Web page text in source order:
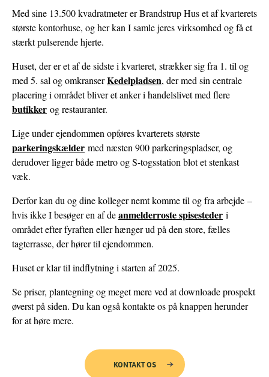
Med sine 13.500 kvadratmeter er Brandstrup Hus et af kvarterets
største kontorhuse, og her kan I samle jeres virksomhed og få et
stærkt pulserende hjerte.
Huset, der er et af de sidste i kvarteret, strækker sig fra 1. til og
med 5. sal og omkranserKedelpladsen, der med sin centrale
placering i området bliver et anker i handelslivet med flere
butikker og restauranter.
Lige under ejendommen opføres kvarterets største
parkeringskælder med næsten 900 parkeringspladser, og
derudover ligger både metro og S-togsstation blot et stenkast
væk.
Derfor kan du og dine kolleger nemt komme til og fra arbejde –
hvis ikke I besøger en af deanmelderroste spisesteder i
området efter fyraften eller hænger ud på den store, fælles
tagterrasse, der hører til ejendommen.
Huset er klar til indflytning i starten af 2025.
Se priser, plantegning og meget mere ved at downloade prospekt
øverst på siden. Du kan også kontakte os på knappen herunder
for at høre mere.
SKAL VI KONTAKTE DIG?
KONTAKT OS